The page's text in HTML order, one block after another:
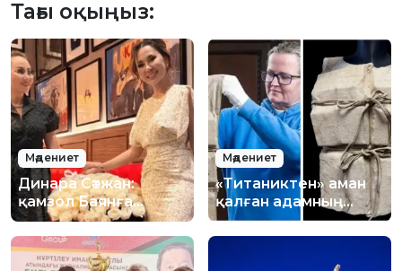
Тағы оқыңыз:
Мәдениет
Динара Сәтжан:
қамзол Баянға
аңызға айналған
актрисаның өмірін
өзгерту үшін
Мәдениет
«Титаниктен» аман
қалған адамның
құтқару күртешесі
333 миллион теңгеге